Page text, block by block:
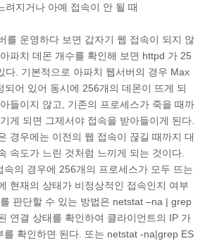
려지거나 아예 접속이 안 될 때
를 운영하다 보면 갑자기 웹 접속이 되지 않
파치 데몬 개수를 확인해 보면 httpd 가 25
다. 기본적으로 아파치 웹서버의 경우 Max
되어 있어 동시에 256개의 데몬이 뜨게 되
들이지 않고, 기존의 프로세스가 죽을 때까
게 되면 그제서야 접속을 받아들이게 된다.
경우에는 이전의 웹 접속이 끊길 때까지 대
속도가 느린 것처럼 느끼게 되는 것이다.
속의 경우에 256개의 프로세스가 모두 뜨는
현재의 상태가 비정상적인 접속인지 여부
판단할 수 있는 방법은 netstat –na | grep
연결 상태를 확인하여 클라이언트의 IP 가
를 확인하면 된다. 또는 netstat -na|grep ES